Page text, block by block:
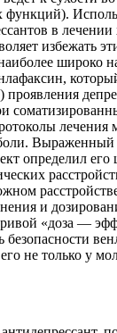
в
избежать
широко
проявления
лечения
Выраженный
определил его
и
«доза —
его не только у